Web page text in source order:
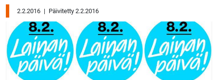
2.2.2016 | Päivitetty 2.2.2016